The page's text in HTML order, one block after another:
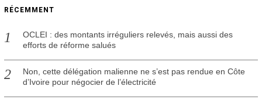
3
RÉCEMMENT
OCLEI : des montants irréguliers relevés, mais aussi des
efforts de réforme salués
Non, cette délégation malienne ne s’est pas rendue en Côte
d’Ivoire pour négocier de l’électricité